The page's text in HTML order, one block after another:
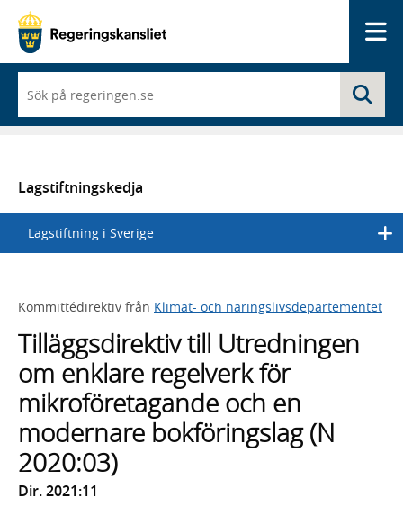
du
börjar
skriva
en
lista
med
sökförslag
Lagstiftningskedja
Lagstiftning i Sverige
Kommittédirektiv från Klimat- och näringslivsdepartementet
Tilläggsdirektiv till Utredningen
om enklare regelverk för
mikroföretagande och en
modernare bokföringslag (N
2020:03)
Dir. 2021:11